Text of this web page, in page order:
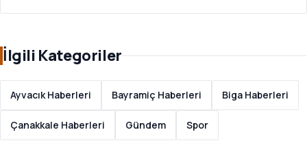
İlgili Kategoriler
Ayvacık Haberleri Bayramiç Haberleri Biga Haberleri
Çanakkale Haberleri Gündem Spor